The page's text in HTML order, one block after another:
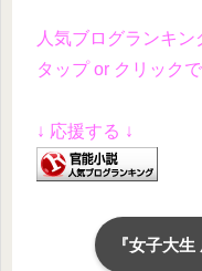
人気ブログランキ
タップ or クリック
↓ 応援する ↓
『女子大